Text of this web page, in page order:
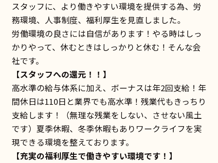
スタッフに、より働きやすい環境を提供する為、労
務環境、人事制度、福利厚生を見直しました。
労働環境の良さには自信があります！やる時はしっ
かりやって、休むときはしっかりと休む！そんな会
社です。
【スタッフへの還元！！】
高水準の給与体系に加え、ボーナスは年2回支給！年
間休日は110日と業界でも高水準！残業代もきっちり
支給します！（無理な残業をしない、させない風土
です）夏季休暇、冬季休暇もありワークライフを実
現できる環境を整えております。
【充実の福利厚生で働きやすい環境です！】